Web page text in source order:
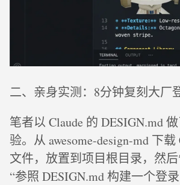
二、亲身实测：8分钟复刻大厂
笔者以 Claude 的 DESIGN.md
验。从 awesome-design-md 下
文件，放置到项目根目录，然后
“参照 DESIGN.md 构建一个登